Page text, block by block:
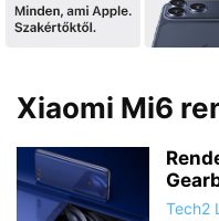
Xiaomi Mi6
Tech2